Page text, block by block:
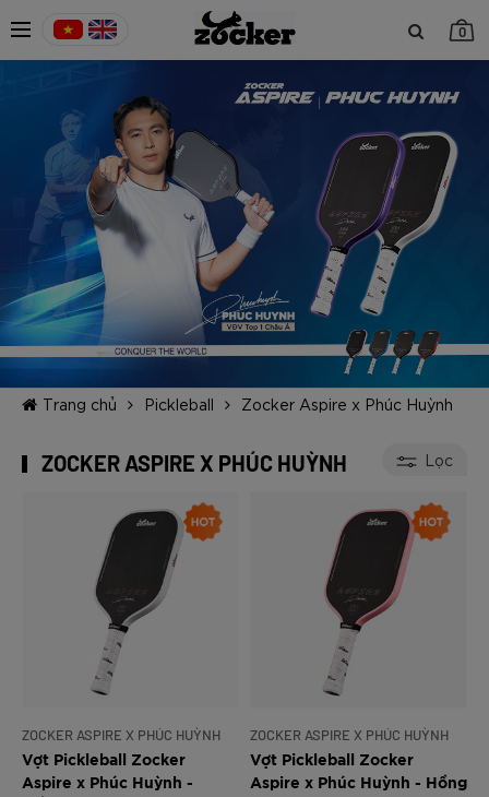
0
TIẾP TỤC MUA HÀNG
Trang chủ Pickleball Zocker Aspire x Phúc Huỳnh
ZOCKER ASPIRE X PHÚC HUỲNH Lọc
ZOCKER ASPIRE X PHÚC HUỲNH
Vợt Pickleball Zocker
Aspire x Phúc Huỳnh -
ZOCKER ASPIRE X PHÚC HUỲNH
Vợt Pickleball Zocker
Aspire x Phúc Huỳnh - Hồng